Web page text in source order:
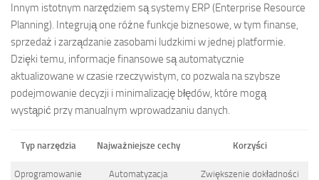
Innym istotnym narzędziem są systemy ERP (Enterprise Resource
Planning). Integrują one różne funkcje biznesowe, w tym finanse,
sprzedaż i zarządzanie zasobami ludzkimi w jednej platformie.
Dzięki temu, informacje finansowe są automatycznie
aktualizowane w czasie rzeczywistym, co pozwala na szybsze
podejmowanie decyzji i minimalizację błędów, które mogą
wystąpić przy manualnym wprowadzaniu danych.
Typ narzędzia Najważniejsze cechy Korzyści
Oprogramowanie
Automatyzacja
Zwiększenie dokładności